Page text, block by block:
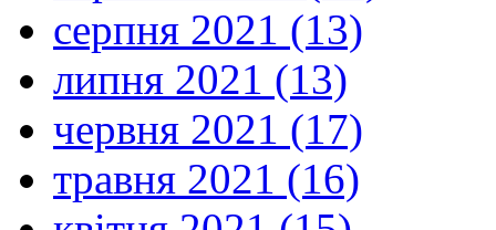
серпня 2021 (13)
липня 2021 (13)
червня 2021 (17)
травня 2021 (16)